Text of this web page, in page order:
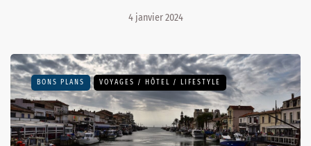
4 janvier 2024
BONS PLANS VOYAGES / HÔTEL / LIFESTYLE